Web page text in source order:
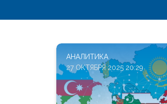
АНАЛИТИКА
27 ОКТЯБРЯ 2025 20:29